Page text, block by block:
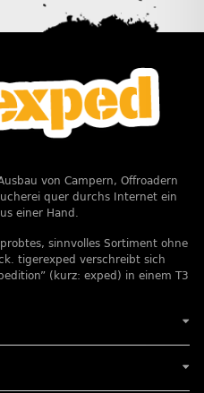
von Campern, Offroadern
quer durchs Internet ein
einer Hand.
sinnvolles Sortiment ohne
tigerexped verschreibt sich
(kurz: exped) in einem T3